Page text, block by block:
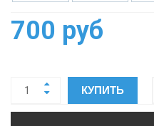
700 руб
КУПИТЬ